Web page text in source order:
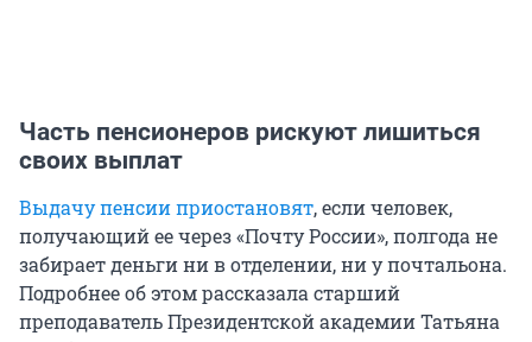
Часть пенсионеров рискуют лишиться
своих выплат
Выдачу пенсии приостановят, если человек,
получающий ее через «Почту России», полгода не
забирает деньги ни в отделении, ни у почтальона.
Подробнее об этом рассказала старший
преподаватель Президентской академии Татьяна